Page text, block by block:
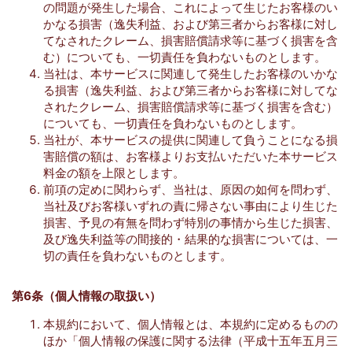
の問題が発生した場合、これによって生じたお客様のい
かなる損害（逸失利益、および第三者からお客様に対し
てなされたクレーム、損害賠償請求等に基づく損害を含
む）についても、一切責任を負わないものとします。
当社は、本サービスに関連して発生したお客様のいかな
る損害（逸失利益、および第三者からお客様に対してな
されたクレーム、損害賠償請求等に基づく損害を含む）
についても、一切責任を負わないものとします。
当社が、本サービスの提供に関連して負うことになる損
害賠償の額は、お客様よりお支払いただいた本サービス
料金の額を上限とします。
前項の定めに関わらず、当社は、原因の如何を問わず、
当社及びお客様いずれの責に帰さない事由により生じた
損害、予見の有無を問わず特別の事情から生じた損害、
及び逸失利益等の間接的・結果的な損害については、一
切の責任を負わないものとします。
第6条（個人情報の取扱い）
本規約において、個人情報とは、本規約に定めるものの
ほか「個人情報の保護に関する法律（平成十五年五月三